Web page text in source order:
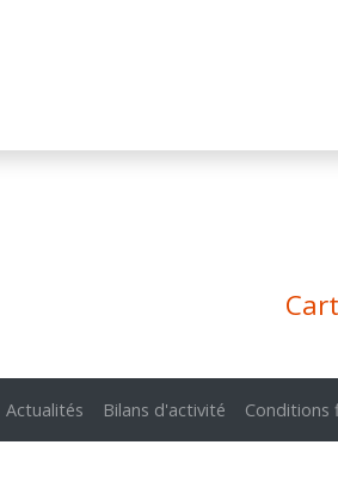
Actualités Bilans d'activité Conditions